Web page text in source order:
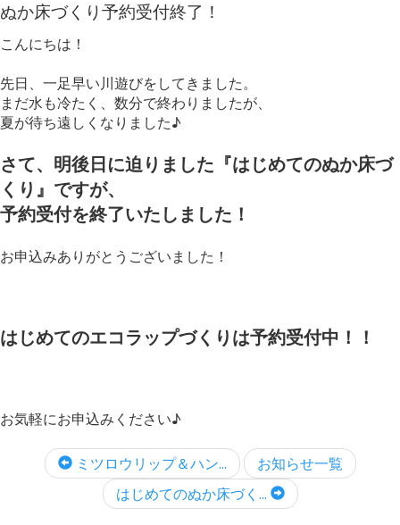
ぬか床づくり予約受付終了！
こんにちは！
先日、一足早い川遊びをしてきました。
まだ水も冷たく、数分で終わりましたが、
夏が待ち遠しくなりました♪
さて、明後日に迫りました『はじめてのぬか床づ
くり』ですが、
予約受付を終了いたしました！
お申込みありがとうございました！
はじめてのエコラップづくりは予約受付中！！
お気軽にお申込みください♪
ミツロウリップ＆ハン...
お知らせ一覧
はじめてのぬか床づく...